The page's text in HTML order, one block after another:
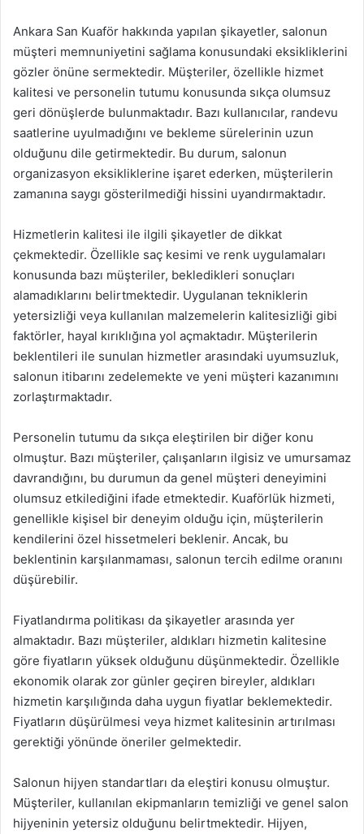
Ankara San Kuaför hakkında yapılan şikayetler, salonun
müşteri memnuniyetini sağlama konusundaki eksikliklerini
gözler önüne sermektedir. Müşteriler, özellikle hizmet
kalitesi ve personelin tutumu konusunda sıkça olumsuz
geri dönüşlerde bulunmaktadır. Bazı kullanıcılar, randevu
saatlerine uyulmadığını ve bekleme sürelerinin uzun
olduğunu dile getirmektedir. Bu durum, salonun
organizasyon eksikliklerine işaret ederken, müşterilerin
zamanına saygı gösterilmediği hissini uyandırmaktadır.
Hizmetlerin kalitesi ile ilgili şikayetler de dikkat
çekmektedir. Özellikle saç kesimi ve renk uygulamaları
konusunda bazı müşteriler, bekledikleri sonuçları
alamadıklarını belirtmektedir. Uygulanan tekniklerin
yetersizliği veya kullanılan malzemelerin kalitesizliği gibi
faktörler, hayal kırıklığına yol açmaktadır. Müşterilerin
beklentileri ile sunulan hizmetler arasındaki uyumsuzluk,
salonun itibarını zedelemekte ve yeni müşteri kazanımını
zorlaştırmaktadır.
Personelin tutumu da sıkça eleştirilen bir diğer konu
olmuştur. Bazı müşteriler, çalışanların ilgisiz ve umursamaz
davrandığını, bu durumun da genel müşteri deneyimini
olumsuz etkilediğini ifade etmektedir. Kuaförlük hizmeti,
genellikle kişisel bir deneyim olduğu için, müşterilerin
kendilerini özel hissetmeleri beklenir. Ancak, bu
beklentinin karşılanmaması, salonun tercih edilme oranını
düşürebilir.
Fiyatlandırma politikası da şikayetler arasında yer
almaktadır. Bazı müşteriler, aldıkları hizmetin kalitesine
göre fiyatların yüksek olduğunu düşünmektedir. Özellikle
ekonomik olarak zor günler geçiren bireyler, aldıkları
hizmetin karşılığında daha uygun fiyatlar beklemektedir.
Fiyatların düşürülmesi veya hizmet kalitesinin artırılması
gerektiği yönünde öneriler gelmektedir.
Salonun hijyen standartları da eleştiri konusu olmuştur.
Müşteriler, kullanılan ekipmanların temizliği ve genel salon
hijyeninin yetersiz olduğunu belirtmektedir. Hijyen,